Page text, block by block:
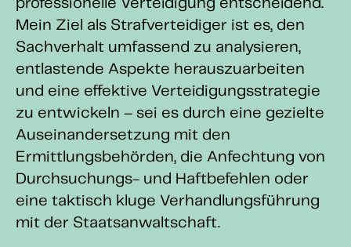
professionelle Verteidigung entscheidend.
Mein Ziel als Strafverteidiger ist es, den
Sachverhalt umfassend zu analysieren,
entlastende Aspekte herauszuarbeiten
und eine effektive Verteidigungsstrategie
zu entwickeln – sei es durch eine gezielte
Auseinandersetzung mit den
Ermittlungsbehörden, die Anfechtung von
Durchsuchungs- und Haftbefehlen oder
eine taktisch kluge Verhandlungsführung
mit der Staatsanwaltschaft.